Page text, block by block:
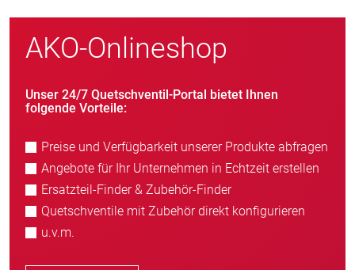
AKO-Onlineshop
Unser 24/7 Quetschventil-Portal bietet Ihnen
folgende Vorteile:
Preise und Verfügbarkeit unserer Produkte abfragen
Angebote für Ihr Unternehmen in Echtzeit erstellen
Ersatzteil-Finder & Zubehör-Finder
Quetschventile mit Zubehör direkt konfigurieren
u.v.m.